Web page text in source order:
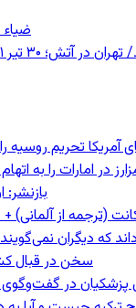
بهارستان چه خبر بود؟
آمریکا تحریم روسیه
در امارات را به
(ترجمه از آلمانی)
که دیگران
سخن در قبال